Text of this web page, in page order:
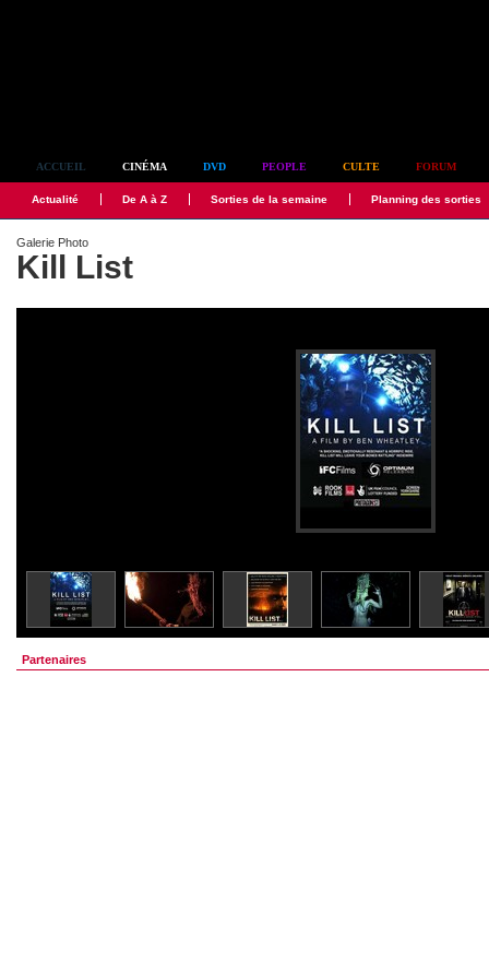
ACCUEIL CINÉMA DVD PEOPLE CULTE FORUM
Actualité De A à Z Sorties de la semaine Planning des sorties
Galerie Photo
Kill List
Partenaires